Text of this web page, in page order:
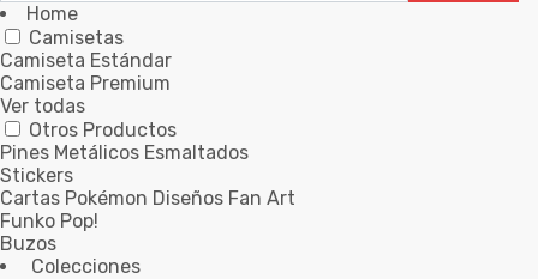
Home
Camisetas
Camiseta Estándar
Camiseta Premium
Ver todas
Otros Productos
Pines Metálicos Esmaltados
Stickers
Cartas Pokémon Diseños Fan Art
Funko Pop!
Buzos
Colecciones